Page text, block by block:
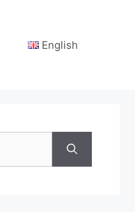
English